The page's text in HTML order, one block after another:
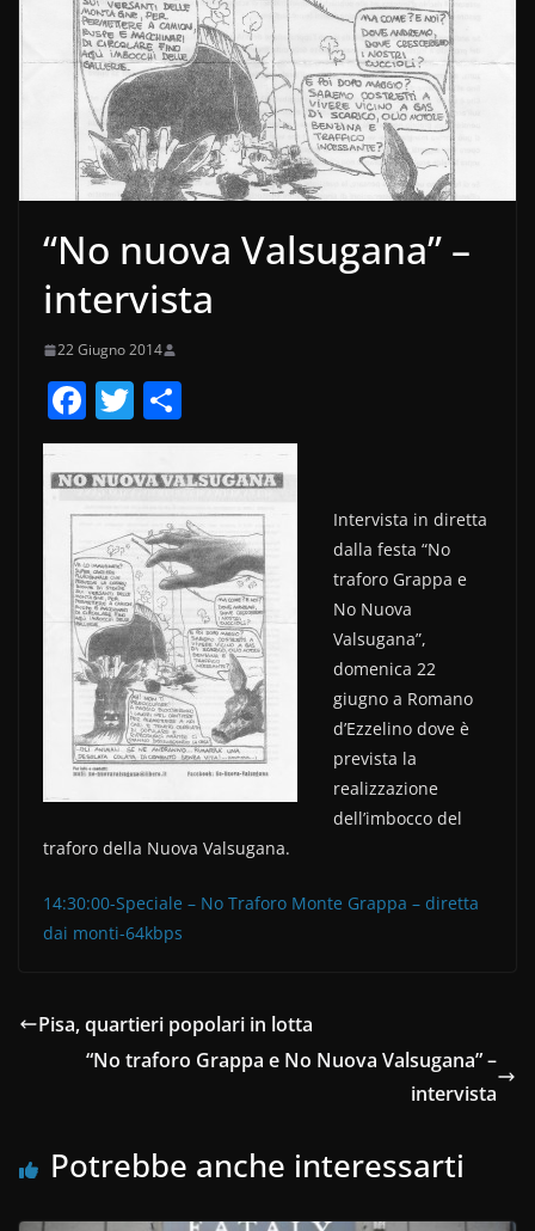
“No nuova Valsugana” –
intervista
22 Giugno 2014
F
a
c
e
b
o
o
k
T
w
itt
er
o
n
di
vi
di
Intervista in diretta
dalla festa “No
traforo Grappa e
No Nuova
Valsugana”,
domenica 22
giugno a Romano
d’Ezzelino dove è
prevista la
realizzazione
dell’imbocco del
traforo della Nuova Valsugana.
14:30:00-Speciale – No Traforo Monte Grappa – diretta
dai monti-64kbps
Pisa, quartieri popolari in lotta
“No traforo Grappa e No Nuova Valsugana” –
intervista
Potrebbe anche interessarti